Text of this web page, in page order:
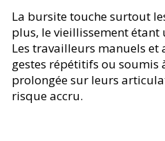
La bursite touche surtout
plus, le vieillissement
Les travailleurs manuels et
gestes répétitifs ou soumis
prolongée sur leurs
risque accru.